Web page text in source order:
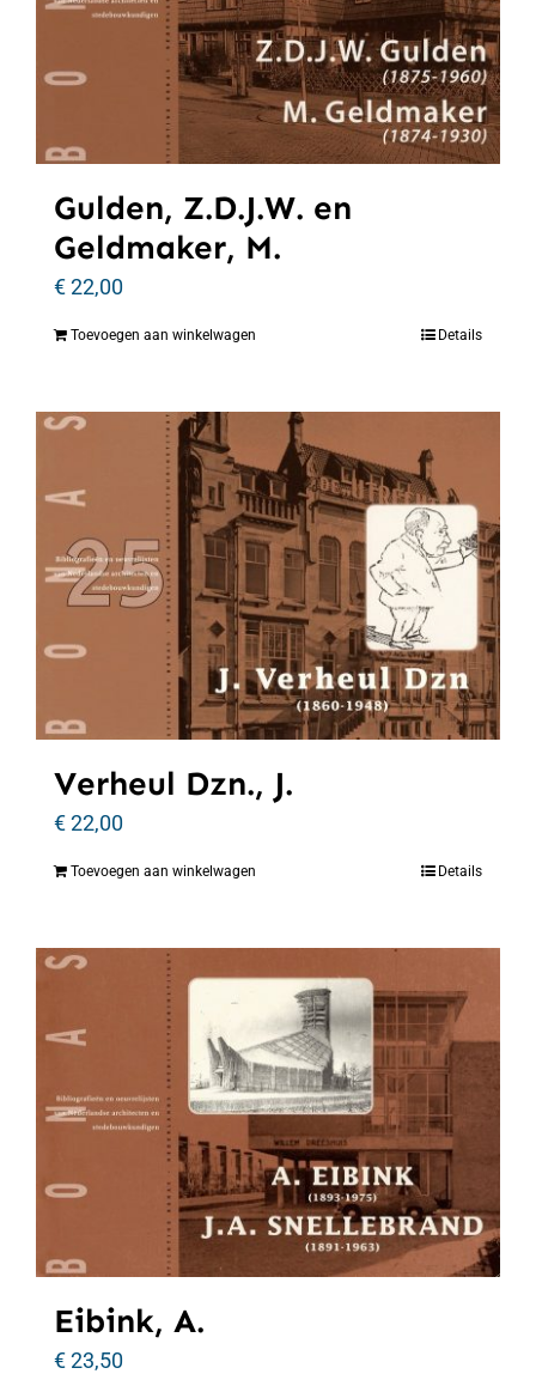
Gulden, Z.D.J.W. en
Geldmaker, M.
€22,00
Toevoegen aan winkelwagen Details
Verheul Dzn., J.
€22,00
Toevoegen aan winkelwagen Details
Eibink, A.
€23,50